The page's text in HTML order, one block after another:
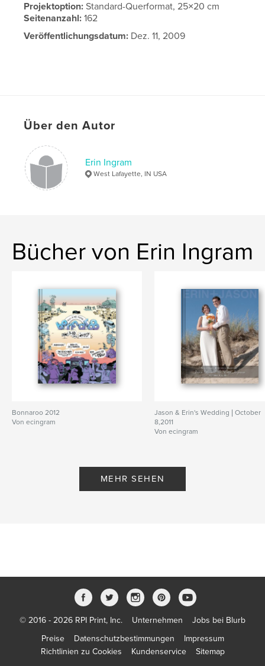
Projektoption:Standard-Querformat, 25×20 cm
Seitenanzahl:162
Veröffentlichungsdatum: Dez. 11, 2009
Über den Autor
Erin Ingram
West Lafayette, IN USA
Bücher von Erin Ingram
Bonnaroo 2012
Von ecingram
Jason & Erin's Wedding | October
8,2011
Von ecingram
MEHR SEHEN
© 2016 - 2026 RPI Print, Inc. Unternehmen
Jobs bei Blurb
Preise
Datenschutzbestimmungen
Impressum
Richtlinien zu Cookies
Kundenservice Sitemap